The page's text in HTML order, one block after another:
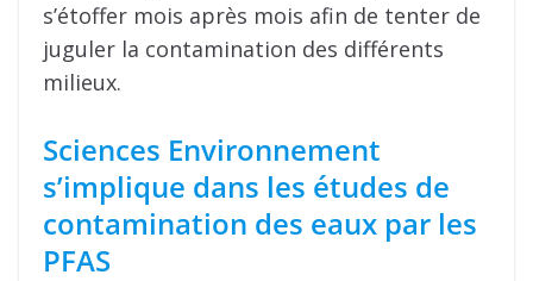
s’étoffer mois après mois afin de tenter de
juguler la contamination des différents
milieux.
Sciences Environnement
s’implique dans les études de
contamination des eaux par les
PFAS